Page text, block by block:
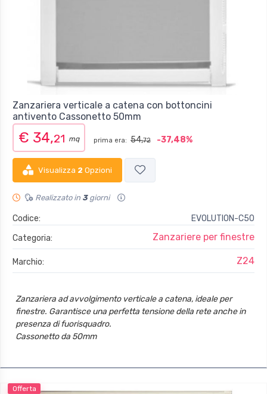
Zanzariera verticale a catena con bottoncini
antivento Cassonetto 50mm
€ 34,21 mq prima era: 54,72 -37,48%
Visualizza 2 Opzioni
Realizzato in 3giorni
Codice:
EVOLUTION-C50
Categoria:
Zanzariere per finestre
Marchio: Z24
Zanzariera ad avvolgimento verticale a catena, ideale per
finestre. Garantisce una perfetta tensione della rete anche in
presenza di fuorisquadro.
Cassonetto da 50mm
Offerta